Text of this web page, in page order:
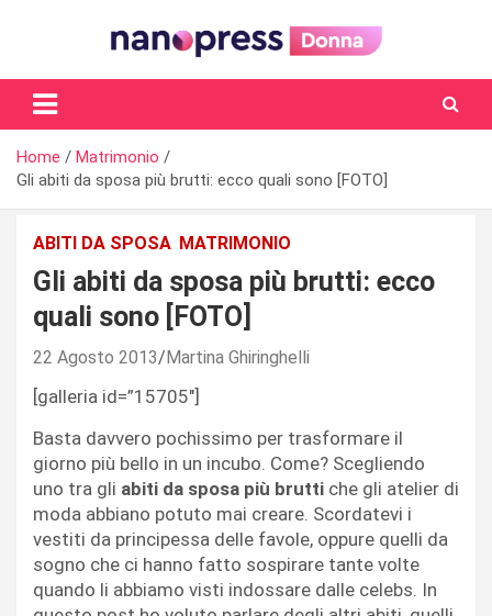
Il magazine femminile di Nanopress.it
Home
Matrimonio
Gli abiti da sposa più brutti: ecco quali sono [FOTO]
ABITI DA SPOSA MATRIMONIO
Gli abiti da sposa più brutti: ecco
quali sono [FOTO]
22 Agosto 2013 Martina Ghiringhelli
[galleria id=”15705″]
Basta davvero pochissimo per trasformare il
giorno più bello in un incubo. Come? Scegliendo
uno tra gli abiti da sposa più brutti che gli atelier di
moda abbiano potuto mai creare. Scordatevi i
vestiti da principessa delle favole, oppure quelli da
sogno che ci hanno fatto sospirare tante volte
quando li abbiamo visti indossare dalle celebs. In